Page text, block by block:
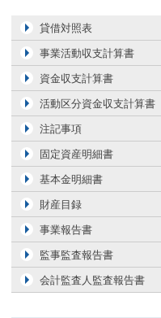
貸借対照表
事業活動収支計算書
資金収支計算書
活動区分資金収支計算書
注記事項
固定資産明細書
基本金明細書
財産目録
事業報告書
監事監査報告書
会計監査人監査報告書